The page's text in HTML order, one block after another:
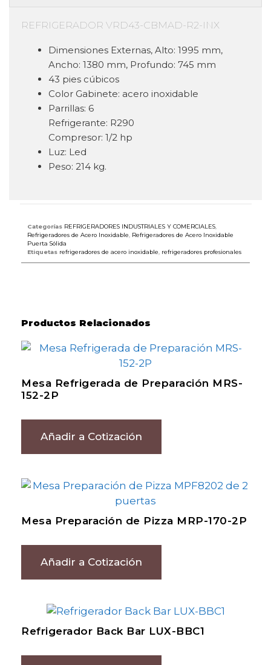
REFRIGERADOR VRD43-CBMAD-R2-INX
Dimensiones Externas, Alto: 1995 mm,
Ancho: 1380 mm, Profundo: 745 mm
43 pies cúbicos
Color Gabinete: acero inoxidable
Parrillas: 6
Refrigerante: R290
Compresor: 1/2 hp
Luz: Led
Peso: 214 kg.
Categorías REFRIGERADORES INDUSTRIALES Y COMERCIALES
Refrigeradores de Acero Inoxidable
Refrigeradores de Acero Inoxidable
Puerta Sólida
Etiquetas refrigeradores de acero inoxidable refrigeradores profesionales
Productos Relacionados
Mesa Refrigerada de Preparación MRS-
152-2P
Añadir a Cotización
Mesa Preparación de Pizza MRP-170-2P
Añadir a Cotización
Refrigerador Back Bar LUX-BBC1